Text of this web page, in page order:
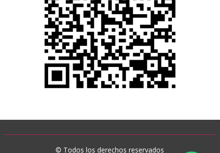
© Todos los derechos reservados